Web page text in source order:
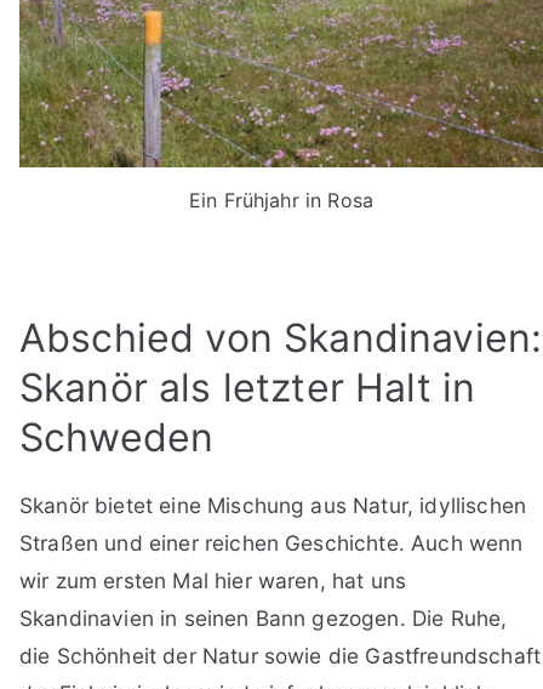
Ein Frühjahr in Rosa
Abschied von Skandinavien:
Skanör als letzter Halt in
Schweden
Skanör bietet eine Mischung aus Natur, idyllischen
Straßen und einer reichen Geschichte. Auch wenn
wir zum ersten Mal hier waren, hat uns
Skandinavien in seinen Bann gezogen. Die Ruhe,
die Schönheit der Natur sowie die Gastfreundschaft